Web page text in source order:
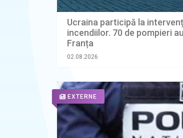
Ucraina participă la
incendiilor. 70 de pompieri
Franța
02.08.2026
EXTERNE